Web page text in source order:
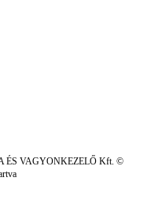
ÉS VAGYONKEZELŐ Kft. ©